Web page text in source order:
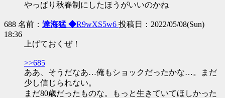
やっぱり秋春制にしたほうがいいのかね
688 名前： 達海猛 ◆R9wXS5w6 投稿日：2022/05/08(Sun)
18:36
上げておくぜ！
>>685
ああ、そうだなあ…俺もショックだったかな…。まだ
少し信じられない。
まだ80歳だったものな。もっと生きていてほしかった